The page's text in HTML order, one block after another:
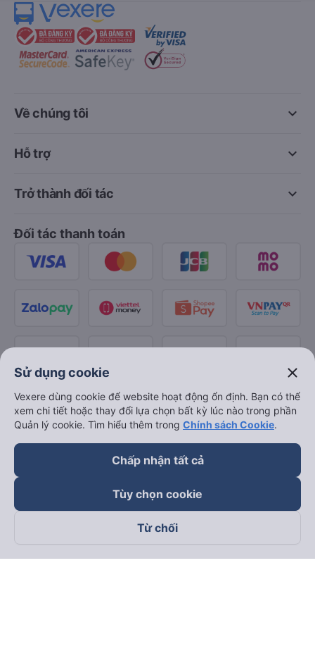
keyboard_arrow_down
Về chúng tôi
keyboard_arrow_down
Hỗ trợ
keyboard_arrow_down
Trở thành đối tác
Đối tác thanh toán
Theo dõi chúng tôi trên
Sử dụng cookie close
Vexere dùng cookie để website hoạt động ổn định. Bạn có thể
xem chi tiết hoặc thay đổi lựa chọn bất kỳ lúc nào trong phần
Quản lý cookie. Tìm hiểu thêm trong Chính sách Cookie.
Chấp nhận tất cả
Tùy chọn cookie
Từ chối